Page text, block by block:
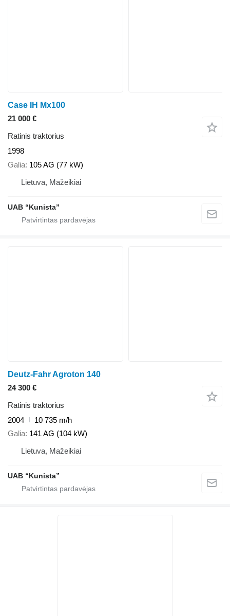
Case IH Mx100
21 000 €
Ratinis traktorius
1998
Galia 105 AG (77 kW)
Lietuva, Mažeikiai
UAB “Kunista”
Deutz-Fahr Agroton 140
24 300 €
Ratinis traktorius
2004
10 735 m/h
Galia 141 AG (104 kW)
Lietuva, Mažeikiai
UAB “Kunista”